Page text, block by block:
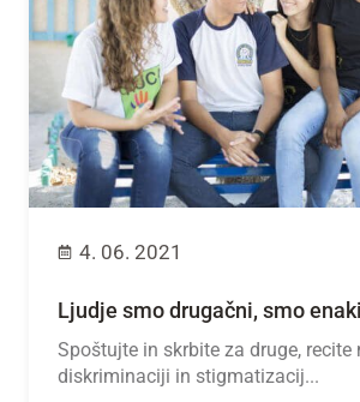
4. 06. 2021
Ljudje smo drugačni, smo
Spoštujte in skrbite za druge, recite
diskriminaciji in stigmatizacij...